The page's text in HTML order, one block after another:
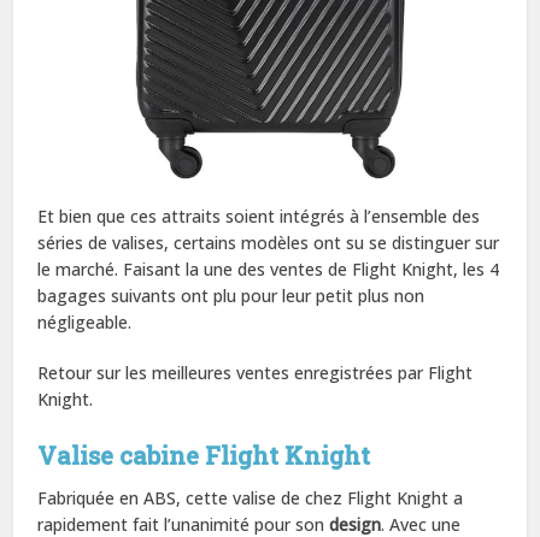
Et bien que ces attraits soient intégrés à l’ensemble des
séries de valises, certains modèles ont su se distinguer sur
le marché. Faisant la une des ventes de Flight Knight, les 4
bagages suivants ont plu pour leur petit plus non
négligeable.
Retour sur les meilleures ventes enregistrées par Flight
Knight.
Valise cabine Flight Knight
Fabriquée en ABS, cette valise de chez Flight Knight a
rapidement fait l’unanimité pour sondesign. Avec une